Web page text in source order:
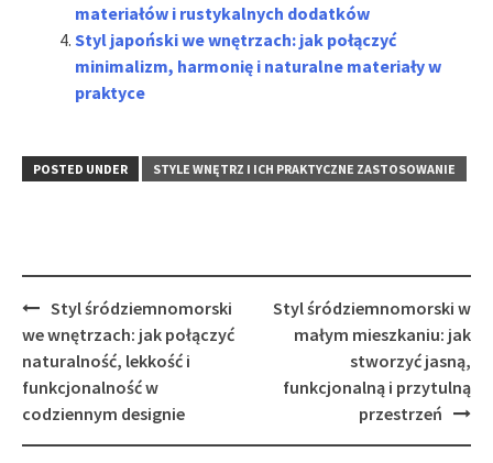
materiałów i rustykalnych dodatków
Styl japoński we wnętrzach: jak połączyć
minimalizm, harmonię i naturalne materiały w
praktyce
POSTED UNDER STYLE WNĘTRZ I ICH PRAKTYCZNE ZASTOSOWANIE
Post
navigation
Styl śródziemnomorski
we wnętrzach: jak połączyć
naturalność, lekkość i
funkcjonalność w
codziennym designie
Styl śródziemnomorski w
małym mieszkaniu: jak
stworzyć jasną,
funkcjonalną i przytulną
przestrzeń